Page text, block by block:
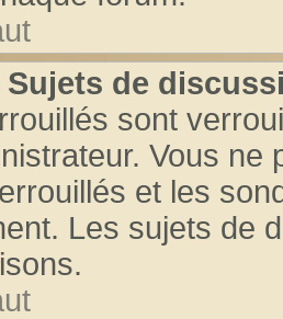
Sujets de
sont
Vous
et les
Les sujets de